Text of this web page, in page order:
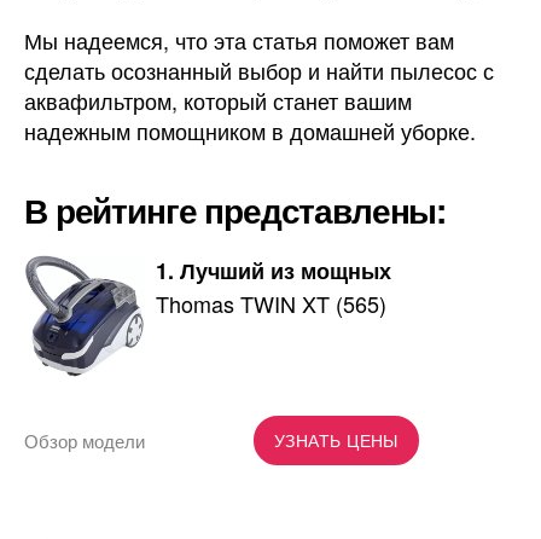
Мы надеемся, что эта статья поможет вам
сделать осознанный выбор и найти пылесос с
аквафильтром, который станет вашим
надежным помощником в домашней уборке.
В рейтинге представлены:
1. Лучший из мощных
Thomas TWIN XT (565)
УЗНАТЬ ЦЕНЫ
Обзор модели